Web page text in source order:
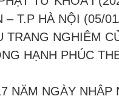
– T.P HÀ NỘI (05/
TRANG NGHIÊM
HẠNH PHÚC
NĂM NGÀY NHẬP